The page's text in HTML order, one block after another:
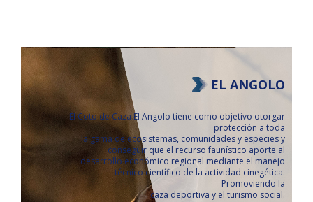
EL ANGOLO
El Coto de Caza El Angolo tiene como objetivo otorgar
protección a toda
la gama de ecosistemas, comunidades y especies y
conseguir que el recurso faunístico aporte al
desarrollo económico regional mediante el manejo
técnico científico de la actividad cinegética.
Promoviendo la
caza deportiva y el turismo social.